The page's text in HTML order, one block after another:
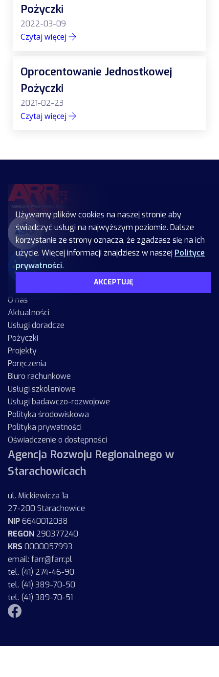
Pożyczki
2022-03-09
Czytaj więcej
Oprocentowanie Jednostkowej
Pożyczki
2021-02-23
Czytaj więcej
Używamy plików cookies na naszej stronie aby
świadczyć usługi na najwyższym poziomie. Dalsze
korzystanie ze strony oznacza, że zgadzasz się na ich
użycie. Więcej informacji znajdziesz w naszej Polityce
prywatności.
AKCEPTUJĘ
O nas
Aktualności
Usługi doradcze
Pożyczki
Projekty
Poręczenia
Biuro rachunkowe
Usługi szkoleniowe
Usługi badawczo-rozwojowe
Polityka środowiskowa
Polityka prywatności
Oświadczenie o dostępności
Agencja Rozwoju Regionalnego w
Starachowicach
ul. Mickiewicza 1a
27-200 Starachowice
NIP6640012038
REGON 290377240
KRS 0000057993
email: farr@farr.pl
tel. (41) 274-46-90
tel. (41) 389-70-50
tel. (41) 389-70-51